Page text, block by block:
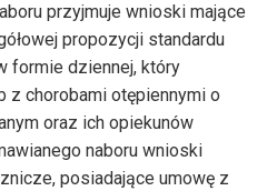
przyjmuje wnioski mające
propozycji standardu
formie dziennej, który
z chorobami otępiennymi o
oraz ich opiekunów
naboru wnioski
posiadające umowę z